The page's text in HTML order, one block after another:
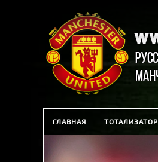
ГЛАВНАЯ ТОТАЛИЗАТОР